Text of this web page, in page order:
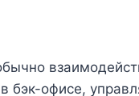
офисе,